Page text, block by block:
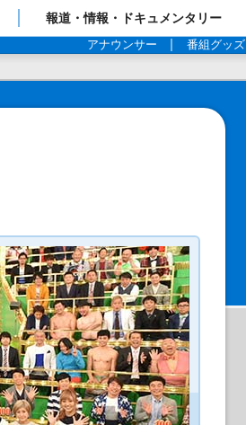
報道・情報・ドキュメンタリー
アナウンサー 番組グッズ